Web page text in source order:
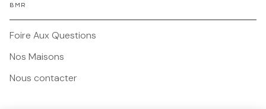
BMR
Foire Aux Questions
Nos Maisons
Nous contacter